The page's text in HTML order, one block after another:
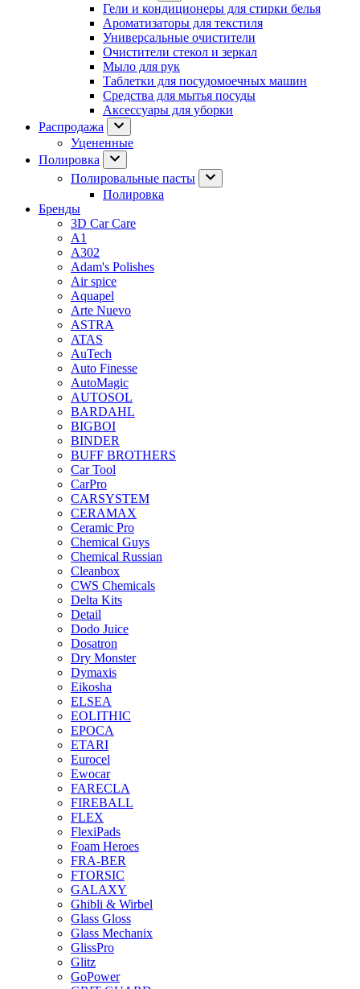
Гели и кондиционеры для стирки белья
Ароматизаторы для текстиля
Универсальные очистители
Очистители стекол и зеркал
Мыло для рук
Таблетки для посудомоечных машин
Средства для мытья посуды
Аксессуары для уборки
Распродажа
Уцененные
Полировка
Полировальные пасты
Полировка
Бренды
3D Car Care
A1
A302
Adam's Polishes
Air spice
Aquapel
Arte Nuevo
ASTRA
ATAS
AuTech
Auto Finesse
AutoMagic
AUTOSOL
BARDAHL
BIGBOI
BINDER
BUFF BROTHERS
Car Tool
CarPro
CARSYSTEM
CERAMAX
Ceramic Pro
Chemical Guys
Chemical Russian
Cleanbox
CWS Chemicals
Delta Kits
Detail
Dodo Juice
Dosatron
Dry Monster
Dymaxis
Eikosha
ELSEA
EOLITHIC
EPOCA
ETARI
Eurocel
Ewocar
FARECLA
FIREBALL
FLEX
FlexiPads
Foam Heroes
FRA-BER
FTORSIC
GALAXY
Ghibli & Wirbel
Glass Gloss
Glass Mechanix
GlissPro
Glitz
GoPower